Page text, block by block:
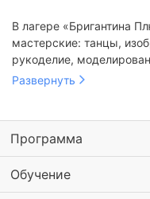
В лагере «Бригантина
мастерские: танцы,
рукоделие,
тренинги,
Развернуть
Программа
Обучение